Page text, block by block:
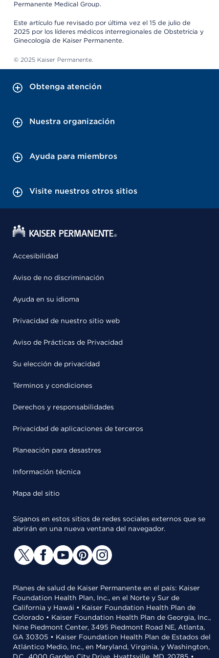
Permanente Medical Group.
Este artículo fue revisado por última vez el 15 de julio de
2025 por los líderes médicos interregionales de Obstetricia y
Ginecología de Kaiser Permanente.
© 2025 Kaiser Permanente.
Obtenga atención
Nuestra organización
Ayuda para miembros
Visite nuestros otros sitios
Accesibilidad
Aviso de no discriminación
Ayuda en su idioma
Privacidad de nuestro sitio web
Aviso de Prácticas de Privacidad
Su elección de privacidad
Términos y condiciones
Derechos y responsabilidades
Privacidad de aplicaciones de terceros
Planeación para desastres
Información técnica
Mapa del sitio
Síganos en estos sitios de redes sociales externos que se
abrirán en una nueva ventana del navegador.
Planes de salud de Kaiser Permanente en el país: Kaiser
Foundation Health Plan, Inc., en el Norte y Sur de
California y Hawái • Kaiser Foundation Health Plan de
Colorado • Kaiser Foundation Health Plan de Georgia, Inc.,
Nine Piedmont Center, 3495 Piedmont Road NE, Atlanta,
GA 30305 • Kaiser Foundation Health Plan de Estados del
Atlántico Medio, Inc., en Maryland, Virginia, y Washington,